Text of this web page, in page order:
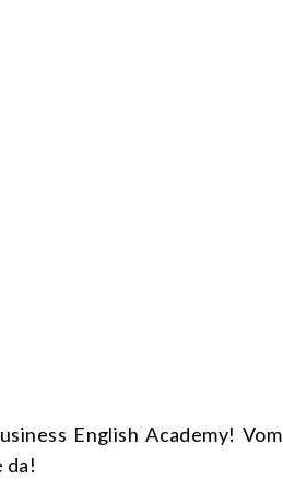
English Academy! Vom
da!